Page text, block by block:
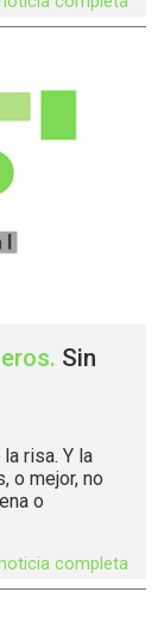
. Sin
risa. Y la
o mejor, no
o
completa